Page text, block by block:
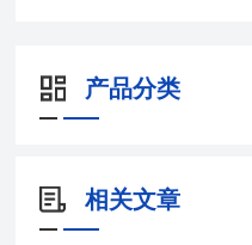
产品分类
相关文章